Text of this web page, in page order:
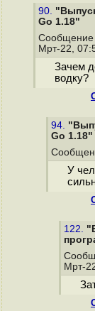
90.
Go 1.18"
Сообщение
Мрт-22,
Зачем
водку?
94.
Go 1.18"
У
122.
Мрт-